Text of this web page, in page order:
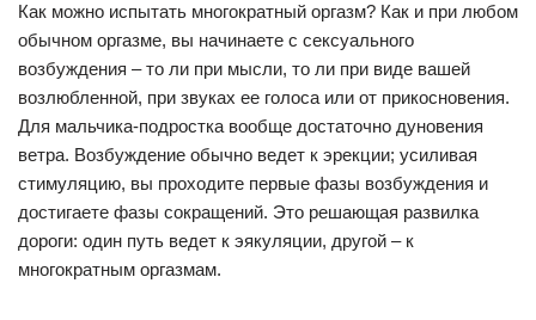
Как можно испытать многократный оргазм? Как и при любом
обычном оргазме, вы начинаете с сексуального
возбуждения – то ли при мысли, то ли при виде вашей
возлюбленной, при звуках ее голоса или от прикосновения.
Для мальчика-подростка вообще достаточно дуновения
ветра. Возбуждение обычно ведет к эрекции; усиливая
стимуляцию, вы проходите первые фазы возбуждения и
достигаете фазы сокращений. Это решающая развилка
дороги: один путь ведет к эякуляции, другой – к
многократным оргазмам.